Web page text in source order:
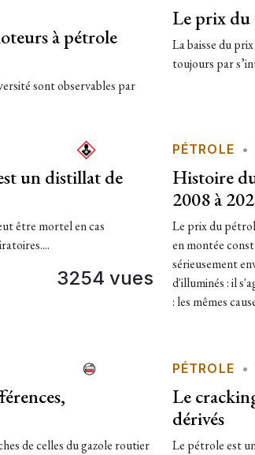
à pétrole
sont observables par
Le prix du
La baisse du
toujours par
un distillat de
être mortel en cas
3254 vues
PÉTROLE •
Histoire
2008 à
Le prix du
en montée
sérieusement
d'illuminés : il
: les mêmes
de celles du gazole routier
PÉTROLE •
Le
dérivés
Le pétrole est